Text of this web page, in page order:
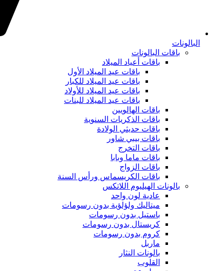
البالونات
باقات البالونات
باقات أعياد الميلاد
باقات عيد الميلاد الأول
باقات عيد الميلاد للكبار
باقات عيد الميلاد للأولاد
باقات عيد الميلاد للبنات
باقات الهالويين
باقات الذكريات السنوية
باقات حديثي الولادة
باقات بيبي شاور
باقات التخرج
باقات ماما وبابا
باقات الزواج
باقات الكريسماس ورأس السنة
بالونات الهيليوم اللاتكس
عادية لون واحد
ميتاليك ولؤلؤية بدون رسومات
باستيل بدون رسومات
كريستال بدون رسومات
كروم بدون رسومات
ماربل
بالونات النثار
القلوب